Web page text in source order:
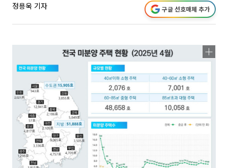
정용욱 기자 구글 선호매체 추가